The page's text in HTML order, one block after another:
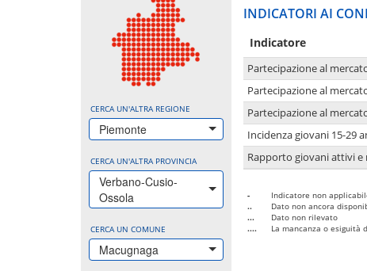
CERCA UN'ALTRA REGIONE
Piemonte
CERCA UN'ALTRA PROVINCIA
Verbano-Cusio-
Ossola
CERCA UN COMUNE
Macugnaga
INDICATORI AI
Indicatore
Partecipazione al
Partecipazione al
Partecipazione al
Incidenza giovani 15-29
Rapporto giovani attivi
-
Indicatore non
..
Dato non ancora
...
Dato non rilevato
....
La mancanza o esiguità